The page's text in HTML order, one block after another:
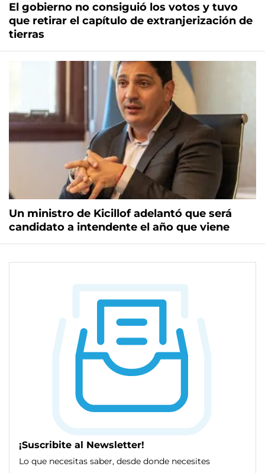
El gobierno no consiguió los votos y tuvo
que retirar el capítulo de extranjerización de
tierras
Un ministro de Kicillof adelantó que será
candidato a intendente el año que viene
¡Suscribite al Newsletter!
Lo que necesitas saber, desde donde necesites